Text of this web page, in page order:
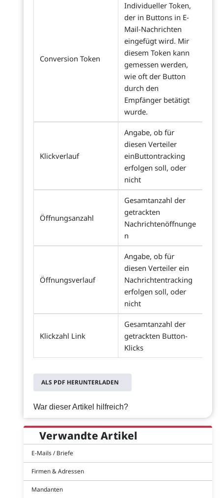
Conversion Token
Individueller Token,
der in Buttons in E-
Mail-Nachrichten
eingefügt wird. Mir
diesem Token kann
gemessen werden,
wie oft der Button
durch den
Empfänger betätigt
wurde.
Klickverlauf
Angabe, ob für
diesen Verteiler
einButtontracking
erfolgen soll, oder
nicht
Öffnungsanzahl
Gesamtanzahl der
getrackten
Nachrichtenöffnunge
n
Öffnungsverlauf
Angabe, ob für
diesen Verteiler ein
Nachrichtentracking
erfolgen soll, oder
nicht
Klickzahl Link
Gesamtanzahl der
getrackten Button-
Klicks
ALS PDF HERUNTERLADEN
War dieser Artikel hilfreich?
Verwandte Artikel
E-Mails / Briefe
Firmen & Adressen
Mandanten